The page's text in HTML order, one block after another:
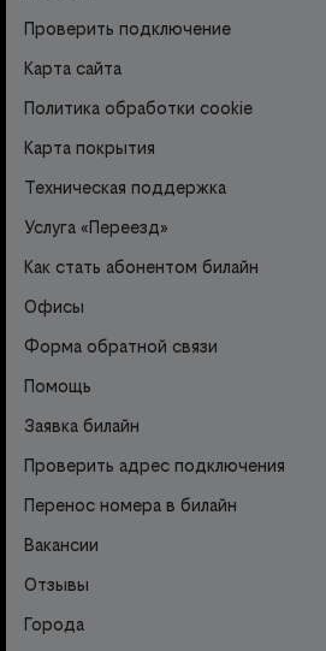
Проверить подключение
Карта сайта
Политика обработки cookie
Карта покрытия
Техническая поддержка
Услуга «Переезд»
Как стать абонентом билайн
Офисы
Форма обратной связи
Помощь
Заявка билайн
Проверить адрес подключения
Перенос номера в билайн
Вакансии
Отзывы
Города